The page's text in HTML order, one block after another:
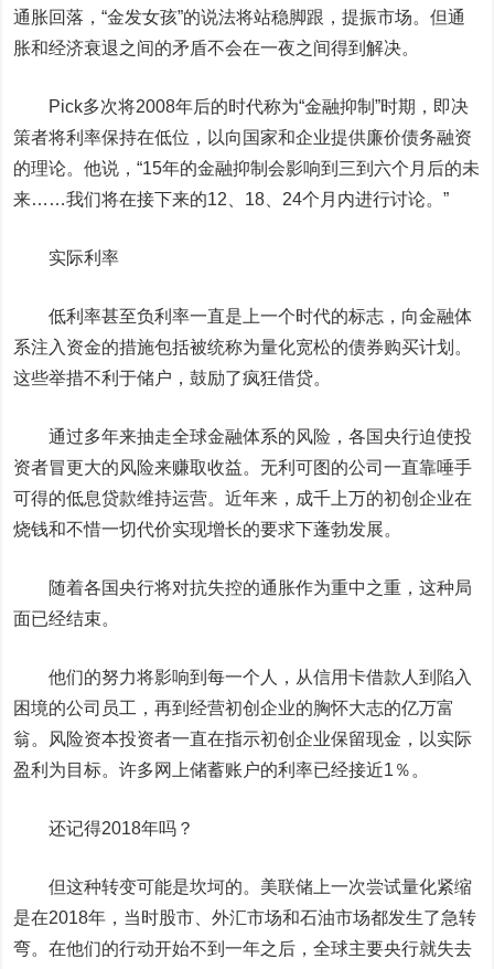
通胀回落，“金发女孩”的说法将站稳脚跟，提振市场。但通
胀和经济衰退之间的矛盾不会在一夜之间得到解决。
Pick多次将2008年后的时代称为“金融抑制”时期，即决
策者将利率保持在低位，以向国家和企业提供廉价债务融资
的理论。他说，“15年的金融抑制会影响到三到六个月后的未
来……我们将在接下来的12、18、24个月内进行讨论。”
实际利率
低利率甚至负利率一直是上一个时代的标志，向金融体
系注入资金的措施包括被统称为量化宽松的债券购买计划。
这些举措不利于储户，鼓励了疯狂借贷。
通过多年来抽走全球金融体系的风险，各国央行迫使投
资者冒更大的风险来赚取收益。无利可图的公司一直靠唾手
可得的低息贷款维持运营。近年来，成千上万的初创企业在
烧钱和不惜一切代价实现增长的要求下蓬勃发展。
随着各国央行将对抗失控的通胀作为重中之重，这种局
面已经结束。
他们的努力将影响到每一个人，从信用卡借款人到陷入
困境的公司员工，再到经营初创企业的胸怀大志的亿万富
翁。风险资本投资者一直在指示初创企业保留现金，以实际
盈利为目标。许多网上储蓄账户的利率已经接近1％。
还记得2018年吗？
但这种转变可能是坎坷的。美联储上一次尝试量化紧缩
是在2018年，当时股市、外汇市场和石油市场都发生了急转
弯。在他们的行动开始不到一年之后，全球主要央行就失去